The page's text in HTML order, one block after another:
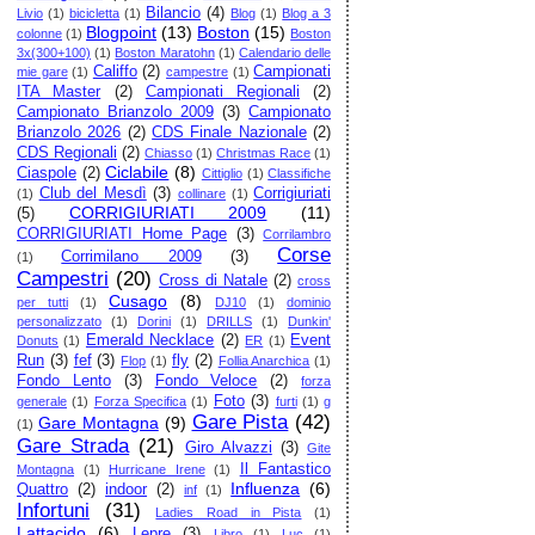
Livio (1) bicicletta (1) Bilancio (4) Blog (1) Blog a 3
colonne (1) Blogpoint (13) Boston (15) Boston
3x(300+100) (1) Boston Maratohn (1) Calendario delle
mie gare (1) Califfo (2) campestre (1) Campionati
ITA Master
(2) Campionati Regionali
(2)
Campionato Brianzolo 2009 (3) Campionato
Brianzolo 2026 (2) CDS Finale Nazionale (2)
CDS Regionali (2) Chiasso (1) Christmas Race (1)
Ciaspole (2) Ciclabile (8) Cittiglio (1) Classifiche
(1) Club del Mesdì (3) collinare (1) Corrigiuriati
(5)
CORRIGIURIATI 2009 (11)
CORRIGIURIATI Home Page (3)
Corrilambro
(1)
Corrimilano 2009 (3)
Corse
Campestri (20) Cross di Natale (2) cross
per tutti
(1) Cusago (8) DJ10 (1)
dominio
personalizzato
(1) Dorini (1) DRILLS (1)
Dunkin'
Donuts (1) Emerald Necklace (2) ER (1) Event
Run (3) fef (3) Flop (1) fly (2) Follia Anarchica (1)
Fondo Lento (3) Fondo Veloce (2)
forza
generale (1) Forza Specifica (1) Foto (3) furti (1) g
(1) Gare Montagna (9) Gare Pista (42)
Gare Strada (21) Giro Alvazzi (3)
Gite
Montagna
(1) Hurricane Irene (1)
Il Fantastico
Quattro (2) indoor (2) inf (1) Influenza (6)
Infortuni (31) Ladies Road in Pista (1)